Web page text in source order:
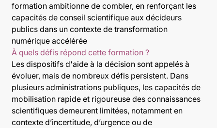
formation ambitionne de combler, en renforçant les
capacités de conseil scientifique aux décideurs
publics dans un contexte de transformation
numérique accélérée
À quels défis répond cette formation ?
Les dispositifs d'aide à la décision sont appelés à
évoluer, mais de nombreux défis persistent. Dans
plusieurs administrations publiques, les capacités de
mobilisation rapide et rigoureuse des connaissances
scientifiques demeurent limitées, notamment en
contexte d’incertitude, d’urgence ou de